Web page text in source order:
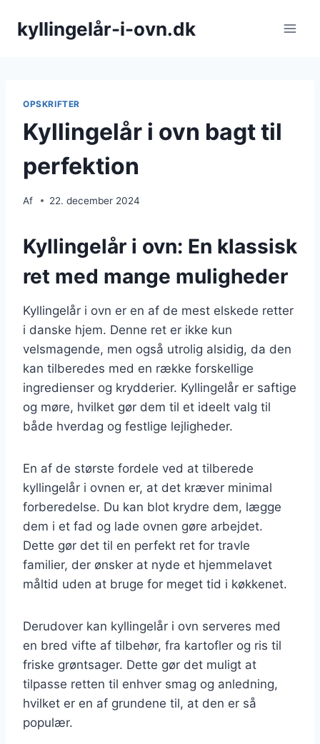
kyllingelår-i-ovn.dk
OPSKRIFTER
Kyllingelår i ovn bagt til
perfektion
Af 22. december 2024
Kyllingelår i ovn: En klassisk
ret med mange muligheder
Kyllingelår i ovn er en af de mest elskede retter
i danske hjem. Denne ret er ikke kun
velsmagende, men også utrolig alsidig, da den
kan tilberedes med en række forskellige
ingredienser og krydderier. Kyllingelår er saftige
og møre, hvilket gør dem til et ideelt valg til
både hverdag og festlige lejligheder.
En af de største fordele ved at tilberede
kyllingelår i ovnen er, at det kræver minimal
forberedelse. Du kan blot krydre dem, lægge
dem i et fad og lade ovnen gøre arbejdet.
Dette gør det til en perfekt ret for travle
familier, der ønsker at nyde et hjemmelavet
måltid uden at bruge for meget tid i køkkenet.
Derudover kan kyllingelår i ovn serveres med
en bred vifte af tilbehør, fra kartofler og ris til
friske grøntsager. Dette gør det muligt at
tilpasse retten til enhver smag og anledning,
hvilket er en af grundene til, at den er så
populær.